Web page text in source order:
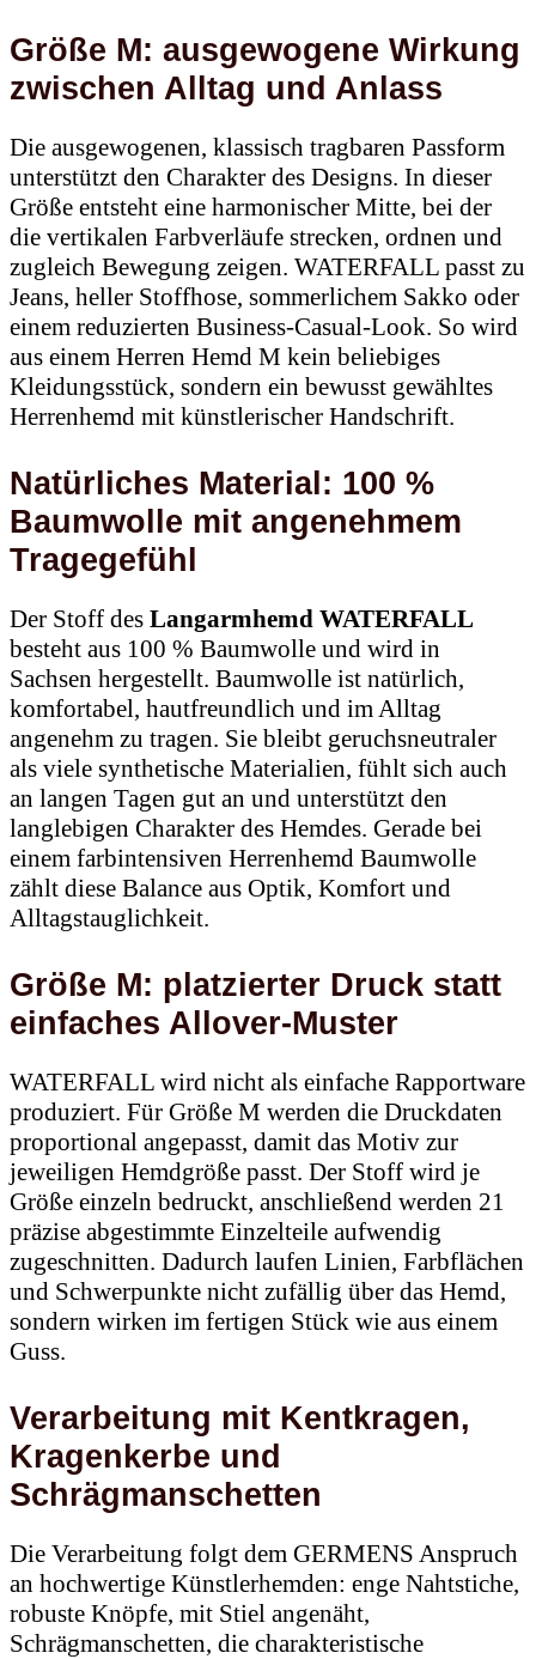
Größe M: ausgewogene Wirkung
zwischen Alltag und Anlass
Die ausgewogenen, klassisch tragbaren Passform
unterstützt den Charakter des Designs. In dieser
Größe entsteht eine harmonischer Mitte, bei der
die vertikalen Farbverläufe strecken, ordnen und
zugleich Bewegung zeigen. WATERFALL passt zu
Jeans, heller Stoffhose, sommerlichem Sakko oder
einem reduzierten Business-Casual-Look. So wird
aus einem Herren Hemd M kein beliebiges
Kleidungsstück, sondern ein bewusst gewähltes
Herrenhemd mit künstlerischer Handschrift.
Natürliches Material: 100 %
Baumwolle mit angenehmem
Tragegefühl
Der Stoff des Langarmhemd WATERFALL
besteht aus 100 % Baumwolle und wird in
Sachsen hergestellt. Baumwolle ist natürlich,
komfortabel, hautfreundlich und im Alltag
angenehm zu tragen. Sie bleibt geruchsneutraler
als viele synthetische Materialien, fühlt sich auch
an langen Tagen gut an und unterstützt den
langlebigen Charakter des Hemdes. Gerade bei
einem farbintensiven Herrenhemd Baumwolle
zählt diese Balance aus Optik, Komfort und
Alltagstauglichkeit.
Größe M: platzierter Druck statt
einfaches Allover-Muster
WATERFALL wird nicht als einfache Rapportware
produziert. Für Größe M werden die Druckdaten
proportional angepasst, damit das Motiv zur
jeweiligen Hemdgröße passt. Der Stoff wird je
Größe einzeln bedruckt, anschließend werden 21
präzise abgestimmte Einzelteile aufwendig
zugeschnitten. Dadurch laufen Linien, Farbflächen
und Schwerpunkte nicht zufällig über das Hemd,
sondern wirken im fertigen Stück wie aus einem
Guss.
Verarbeitung mit Kentkragen,
Kragenkerbe und
Schrägmanschetten
Die Verarbeitung folgt dem GERMENS Anspruch
an hochwertige Künstlerhemden: enge Nahtstiche,
robuste Knöpfe, mit Stiel angenäht,
Schrägmanschetten, die charakteristische